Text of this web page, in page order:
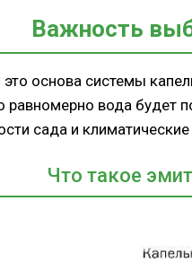
Важность
основа системы
равномерно вода будет
сада и климатические
Что такое